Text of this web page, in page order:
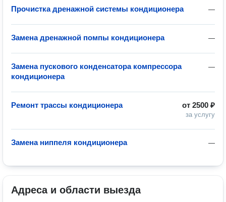
—
Прочистка дренажной системы кондиционера
—
Замена дренажной помпы кондиционера
—
Замена пускового конденсатора компрессора
кондиционера
от 2500 ₽
за услугу
Ремонт трассы кондиционера
—
Замена ниппеля кондиционера
Адреса и области выезда